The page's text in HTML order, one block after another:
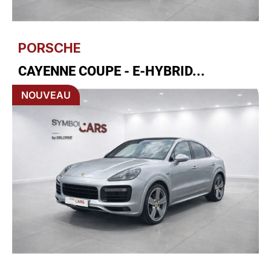
PORSCHE
CAYENNE COUPE - E-HYBRID...
NOUVEAU